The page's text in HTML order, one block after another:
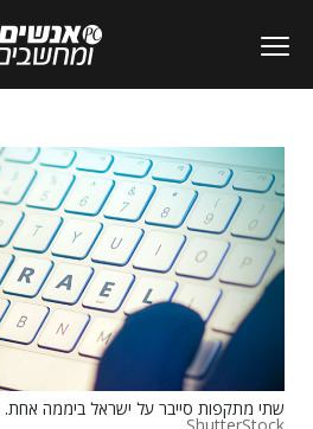
שתי מתקפות סייבר על ישראל ביממה אחת.